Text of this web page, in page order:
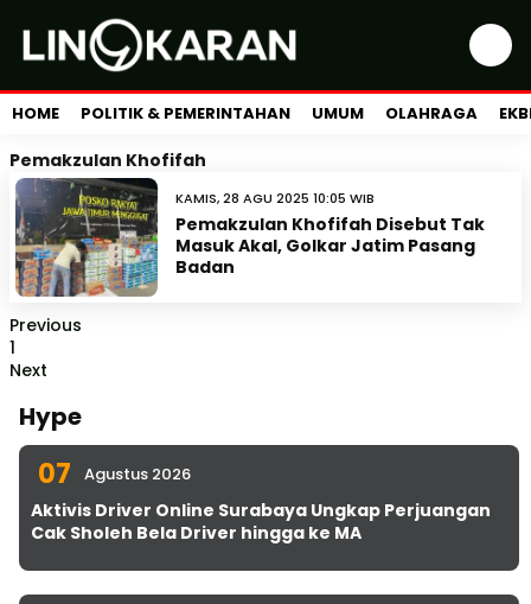
HOME POLITIK & PEMERINTAHAN UMUM OLAHRAGA
Pemakzulan Khofifah
KAMIS, 28 AGU 2025 10:05 WIB
Pemakzulan Khofifah Disebut Tak
Masuk Akal, Golkar Jatim Pasang
Badan
Previous
1
Next
Hype
07 Agustus 2026
Aktivis Driver Online Surabaya Ungkap Perjuangan
Cak Sholeh Bela Driver hingga ke MA